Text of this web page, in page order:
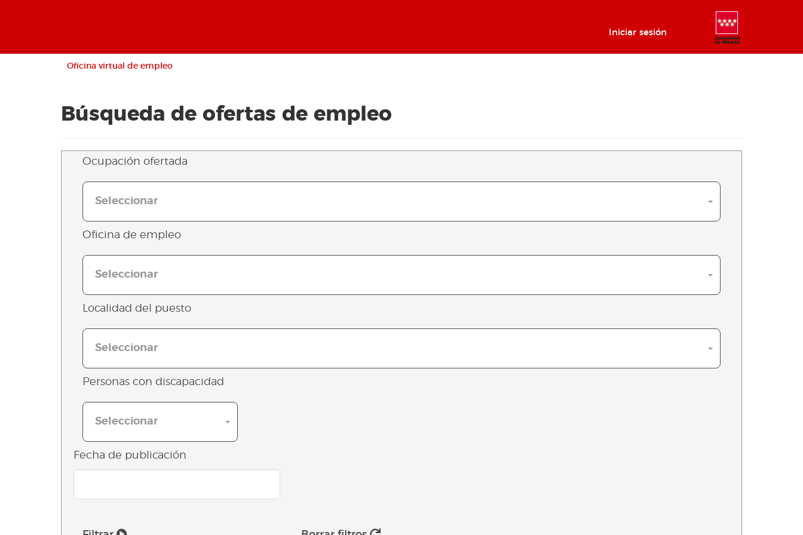
Iniciar sesión
Oficina virtual de empleo
Búsqueda de ofertas de empleo
Ocupación ofertada
Seleccionar
Oficina de empleo
Seleccionar
Localidad del puesto
Seleccionar
Personas con discapacidad
Seleccionar
Fecha de publicación